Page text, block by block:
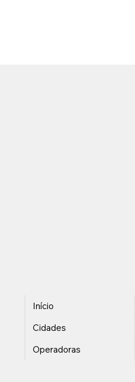
Início
Cidades
Operadoras